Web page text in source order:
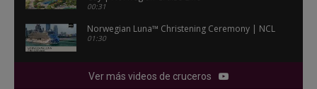
00:31
Norwegian Luna™ Christening Ceremony | NCL
01:30
Ver más videos de cruceros